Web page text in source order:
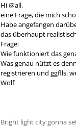
Hi @all,
eine Frage, die mich
Habe angefangen
das überhaupt
Frage:
Wie funktioniert das
Was genau nützt es
registrieren und ggflls.
Wolf
Bright light city gonna